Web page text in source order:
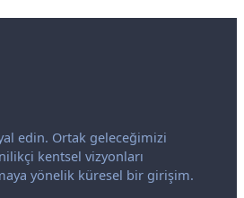
edin. Ortak geleceğimizi
kentsel vizyonları
yönelik küresel bir girişim.